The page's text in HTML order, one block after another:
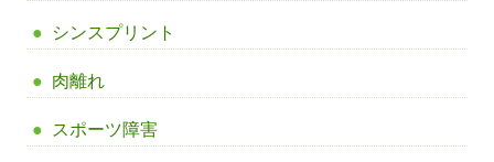
シンスプリント
肉離れ
スポーツ障害